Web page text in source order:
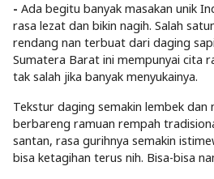
- Ada begitu banyak masakan unik
rasa lezat dan bikin nagih. Salah
rendang nan terbuat dari daging
Sumatera Barat ini mempunyai cita
tak salah jika banyak menyukainya.
Tekstur daging semakin lembek dan
berbareng ramuan rempah
santan, rasa gurihnya semakin
bisa ketagihan terus nih. Bisa-bisa